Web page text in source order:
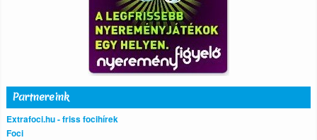
Partnereink
Extrafoci.hu - friss focihírek
Foci